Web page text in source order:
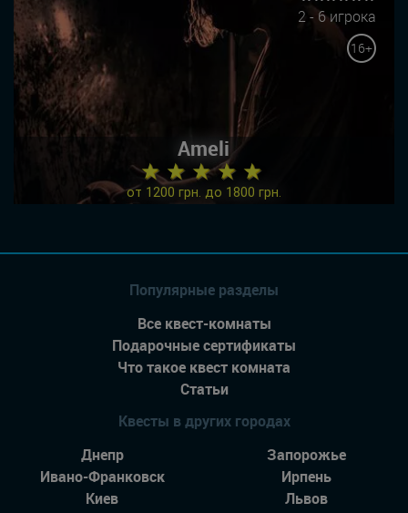
2 - 6 игрока
16+
Ameli
★ ★ ★ ★ ★
от 1200 грн. до 1800 грн.
Популярные разделы
Все квест-комнаты
Подарочные сертификаты
Что такое квест комната
Статьи
Квесты в других городах
Днепр
Запорожье
Ивано-Франковск
Ирпень
Киев
Львов